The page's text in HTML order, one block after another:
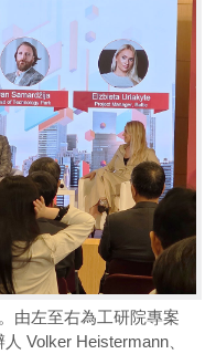
由左至右為工研院專案
Volker Heistermann、